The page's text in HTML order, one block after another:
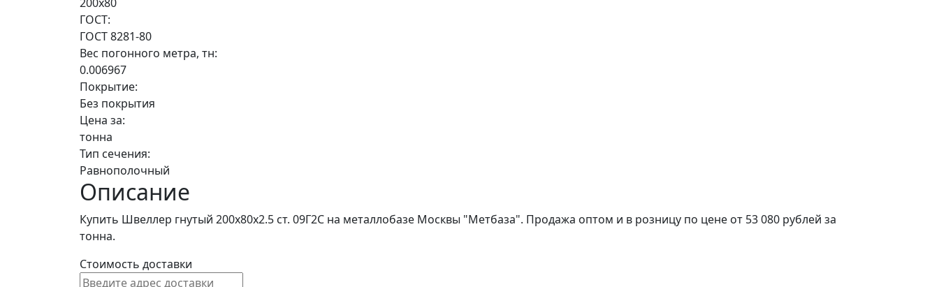
ГОСТ:
ГОСТ 8281-80
Вес погонного метра, тн:
0.006967
Покрытие:
Без покрытия
Цена за:
тонна
Тип сечения:
Равнополочный
Описание
Купить Швеллер гнутый 200х80х2.5 ст. 09Г2С на металлобазе Москвы "Метбаза". Продажа оптом и в розницу по цене от 53 080 рублей за
тонна.
Стоимость доставки